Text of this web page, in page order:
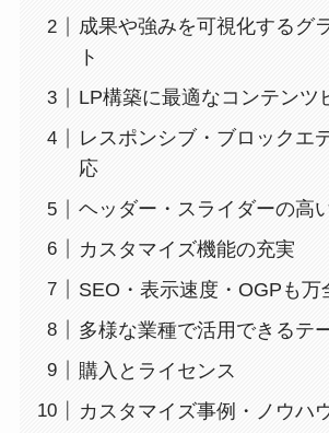
成果や強みを可視化するグ
ト
LP構築に最適なコンテンツ
レスポンシブ・ブロックエ
応
ヘッダー・スライダーの高
カスタマイズ機能の充実
SEO・表示速度・OGPも万
多様な業種で活用できるテ
購入とライセンス
カスタマイズ事例・ノウハ